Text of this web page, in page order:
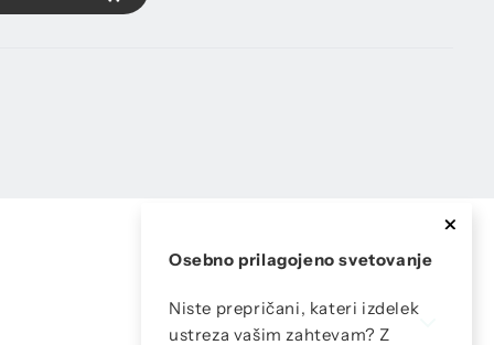
Osebno prilagojeno svetovanje
Niste prepričani, kateri izdelek
ustreza vašim zahtevam? Z